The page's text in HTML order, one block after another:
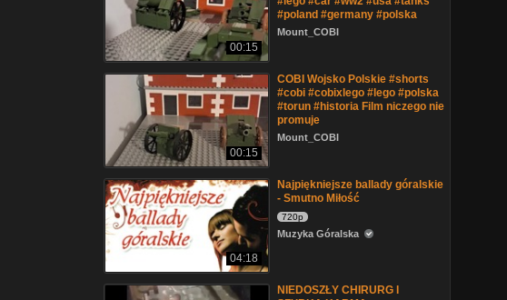
00:15
#poland #germany #polska
Mount_COBI
00:15
COBI Wojsko Polskie #shorts
#cobi #cobixlego #lego #polska
#torun #historia Film niczego nie
promuje
Mount_COBI
04:18
Najpiękniejsze ballady góralskie
- Smutno Miłość
720p
Muzyka Góralska
NIEDOSZŁY CHIRURG I